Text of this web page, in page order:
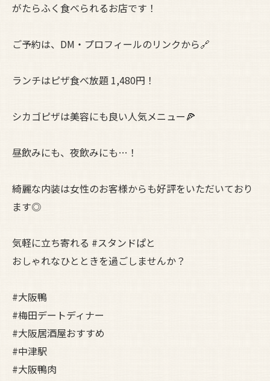
がたらふく食べられるお店です！
ご予約は、DM・プロフィールのリンクから🔗
ランチはピザ食べ放題 1,480円！
シカゴピザは美容にも良い人気メニュー🍕
昼飲みにも、夜飲みにも…！
綺麗な内装は女性のお客様からも好評をいただいており
ます◎
気軽に立ち寄れる #スタンドぱと
おしゃれなひとときを過ごしませんか？
#大阪鴨
#梅田デートディナー
#大阪居酒屋おすすめ
#中津駅
#大阪鴨肉